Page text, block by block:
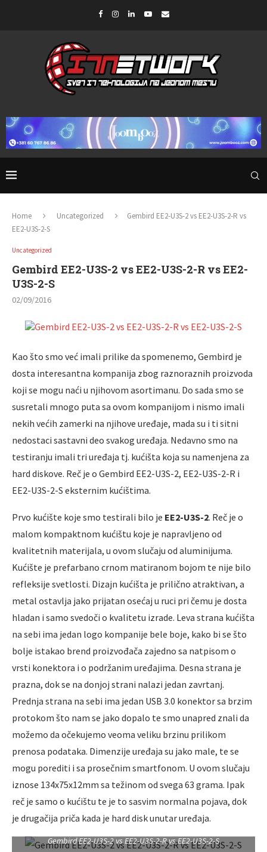
Home Uncategorized
Gembird EE2-U3S-2 vs EE2-U3S-2-R vs
EE2-U3S-2-S
Uncategorized
Gembird EE2-U3S-2 vs EE2-U3S-2-R vs EE2-
U3S-2-S
02/09/2016
Kao što smo već imali prilike da spomenemo, Gembird je
dosta interesantna kompanija zbog raznoraznih proizvoda
koji se mogu naći u njihovom asortimanu. Do sada smo se
susretali mnogo puta sa ovom kompanijom i nismo imali
nekih većih zamerki na njihove uređaje, mada su i ti sitni
nedostaci sastavni deo svakog uređaja. Nedavno smo na
testiranju imali tri uređaja tj. kućišta koja su namenjena za
hard diskove. Reč je o Gembird EE2-U3S-2, EE2-U3S-2-R i
EE2-U3S-2-S eksternim kućištima.
Prvo kućište koje smo testirali bilo je EE2-U3S-2. Reč je o
malom kompaktnom kućištu koje je napravljeno od
kvalitetnih materijala, u ovom slučaju od aluminijuma.
Kućište je prefarbano crnom matiranom bojom te nije bilo
refleksije svetlosti. Dizajn kućišta je prilično atraktivan, a
metal ostavlja jako prijatan osećaj u ruci pri čemu je dosta
hladan i samo svedoči o kvalitetu izrade. Leva strana kućišta
na sebi ima jedan logo kompanije bele boje, kako bi se što
bolje istakao brend proizvođača zajedno sa natpisom o
vrsti konektora i o podržanim uređajima. Desna strana je
prazna, dok se na donjoj strani nalazi jedan zavrtanj.
Prednja strana na sebi ima jedan USB 3.0 konektor sa brzim
protokom što nam se jako dopalo te smo unapred znali da
možemo da očekujemo veoma veliku brzinu prilikom
prenosa podataka. Dimenzije uređaja su jako male, te se
mogu porediti i sa prosečnim smartfonom. U ovom slučaju
iznose 134x75x12mm sa težinom od svega 63 grama. Ipak
reč je samo o kućištu te je to sasvim normalna pojava, dok
je drugačija priča kada je hard disk unutar uređaja.
Gembird EE2-U3S-2 vs EE2-U3S-2-R vs EE2-U3S-2-S